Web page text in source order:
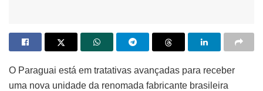
O Paraguai está em tratativas avançadas para receber
uma nova unidade da renomada fabricante brasileira